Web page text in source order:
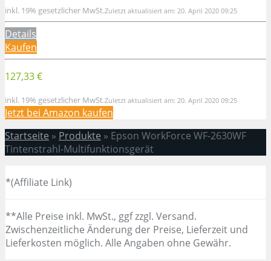
inkl. 19% gesetzlicher MwSt.Zuletzt aktualisiert am: 20. April 2020 09:25
Details
Kaufen
127,33 €
inkl. 19% gesetzlicher MwSt.Zuletzt aktualisiert am: 20. April 2020 09:25
Jetzt bei Amazon kaufen
Startseite » Produkte » Epson WorkForce WF-2630WF
Tintenstrahl-Multifunktionsgerät
*(Affiliate Link)
**Alle Preise inkl. MwSt., ggf zzgl. Versand.
Zwischenzeitliche Änderung der Preise, Lieferzeit und
Lieferkosten möglich. Alle Angaben ohne Gewähr.